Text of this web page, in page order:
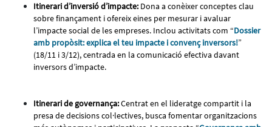
Itinerari d’inversió d’impacte: Dona a conèixer conceptes clau
sobre finançament i ofereix eines per mesurar i avaluar
l’impacte social de les empreses. Inclou activitats com “Dossier
amb propòsit: explica el teu impacte i convenç inversors!”
(18/11 i 3/12), centrada en la comunicació efectiva davant
inversors d’impacte.
Itinerari de governança:Centrat en el lideratge compartit i la
presa de decisions col·lectives, busca fomentar organitzacions